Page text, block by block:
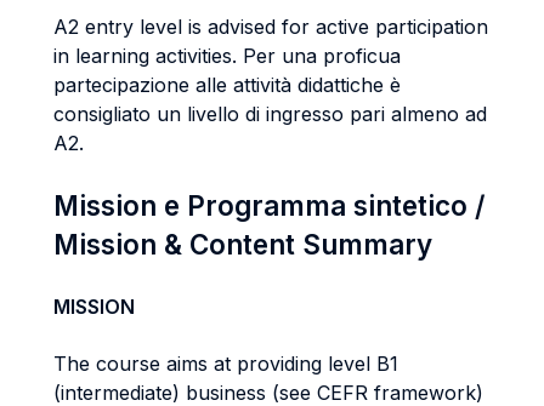
A2 entry level is advised for active participation
in learning activities. Per una proficua
partecipazione alle attività didattiche è
consigliato un livello di ingresso pari almeno ad
A2.
Mission e Programma sintetico /
Mission & Content Summary
MISSION
The course aims at providing level B1
(intermediate) business (see CEFR framework)